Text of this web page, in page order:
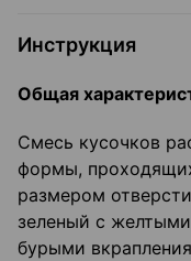
Инструкция
Общая
Смесь кусочков
формы,
размером
зеленый с
бурыми